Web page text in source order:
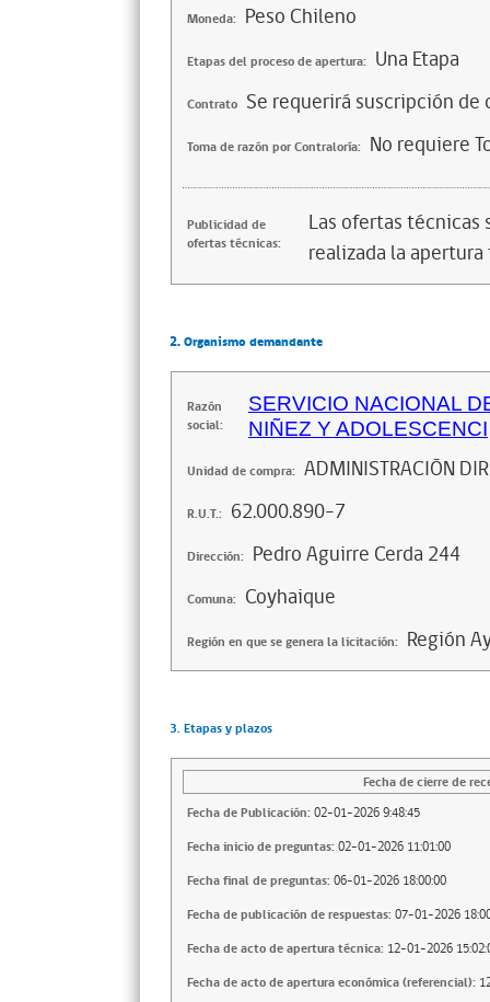
Moneda: Peso Chileno
Etapas del proceso de apertura: Una Etapa
Contrato Se requerirá suscripción
Toma de razón por Contraloría: No requiere
Publicidad de
ofertas técnicas:
Las ofertas
realizada la
2. Organismo demandante
Razón
social:
SERVICIO NACIONAL
NIÑEZ Y ADOLESCENCI
Unidad de compra: ADMINISTRACIÓN
R.U.T.: 62.000.890-7
Dirección: Pedro Aguirre Cerda 244
Comuna: Coyhaique
Región en que se genera la licitación: Región
3. Etapas y plazos
Fecha de cierre de
Fecha de Publicación: 02-01-2026 9:48:45
Fecha inicio de preguntas: 02-01-2026 11:01:00
Fecha final de preguntas: 06-01-2026 18:00:00
Fecha de publicación de respuestas: 07-01-2026
Fecha de acto de apertura técnica: 12-01-2026
Fecha de acto de apertura económica (referencial):